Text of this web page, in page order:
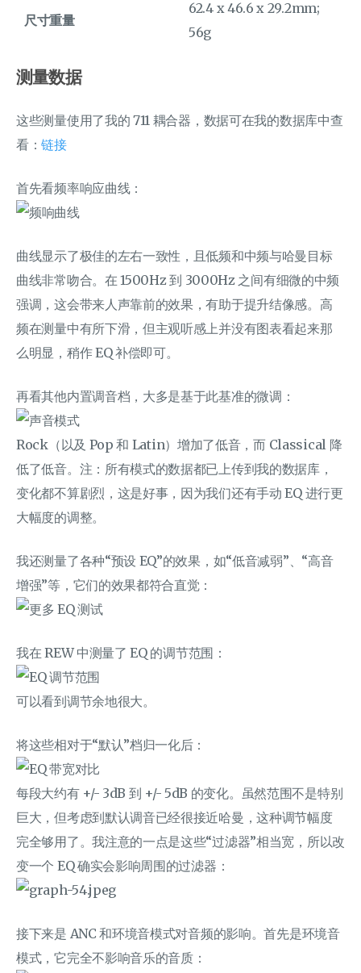
尺寸重量
62.4 x 46.6 x 29.2mm;
56g
测量数据
这些测量使用了我的 711 耦合器，数据可在我的数据库中查
看：链接
首先看频率响应曲线：
曲线显示了极佳的左右一致性，且低频和中频与哈曼目标
曲线非常吻合。在 1500Hz 到 3000Hz 之间有细微的中频
强调，这会带来人声靠前的效果，有助于提升结像感。高
频在测量中有所下滑，但主观听感上并没有图表看起来那
么明显，稍作 EQ 补偿即可。
再看其他内置调音档，大多是基于此基准的微调：
Rock（以及 Pop 和 Latin）增加了低音，而 Classical 降
低了低音。注：所有模式的数据都已上传到我的数据库，
变化都不算剧烈，这是好事，因为我们还有手动 EQ 进行更
大幅度的调整。
我还测量了各种“预设 EQ”的效果，如“低音减弱”、“高音
增强”等，它们的效果都符合直觉：
我在 REW 中测量了 EQ 的调节范围：
可以看到调节余地很大。
将这些相对于“默认”档归一化后：
每段大约有 +/- 3dB 到 +/- 5dB 的变化。虽然范围不是特别
巨大，但考虑到默认调音已经很接近哈曼，这种调节幅度
完全够用了。我注意的一点是这些“过滤器”相当宽，所以改
变一个 EQ 确实会影响周围的过滤器：
接下来是 ANC 和环境音模式对音频的影响。首先是环境音
模式，它完全不影响音乐的音质：